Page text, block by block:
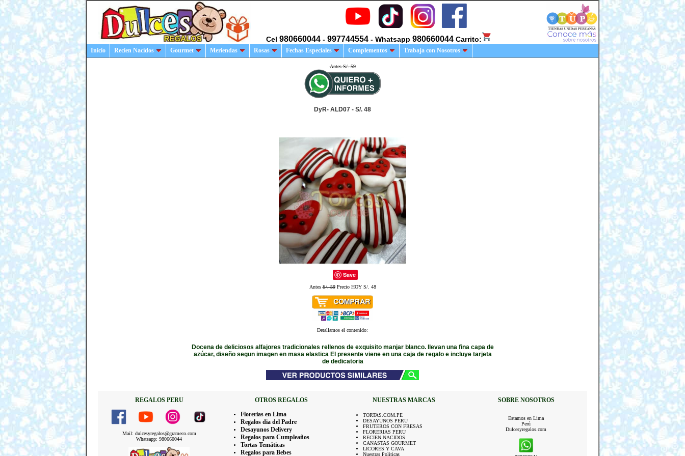
Cel 980660044 - 997744554 - Whatsapp 980660044 Carrito:
Inicio Recien Nacidos Gourmet Meriendas Rosas Fechas Especiales Complementos Trabaja con Nosotros
Antes S/. 59
DyR- ALD07 - S/. 48
Save
AntesS/. 59Precio HOY S/. 48
Detallamos el contenido:
Docena de deliciosos alfajores tradicionales rellenos de exquisito manjar blanco. llevan una fina capa de
azúcar, diseño segun imagen en masa elastica El presente viene en una caja de regalo e incluye tarjeta
de dedicatoria
REGALOS PERU OTROS REGALOS NUESTRAS MARCAS SOBRE NOSOTROS
Mail: dulcesyregalos@grameco.com
Whatsapp: 980660044
Florerias en Lima
Regalos dia del Padre
Desayunos Delivery
Regalos para Cumpleaños
Tortas Temáticas
Regalos para Bebes
TORTAS.COM.PE
DESAYUNOS PERU
FRUTEROS CON FRESAS
FLORERIAS PERU
RECIEN NACIDOS
CANASTAS GOURMET
LICORES Y CAVA
Nuestras Politicas
Estamos en Lima
Perú
Dulcesyregalos.com